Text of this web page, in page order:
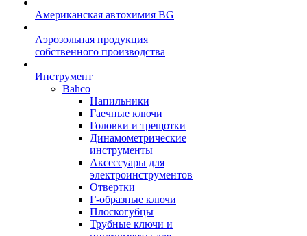
Американская автохимия BG
Аэрозольная продукция
собственного производства
Инструмент
Bahco
Напильники
Гаечные ключи
Головки и трещотки
Динамометрические
инструменты
Аксессуары для
электроинструментов
Отвертки
Г-образные ключи
Плоскогубцы
Трубные ключи и